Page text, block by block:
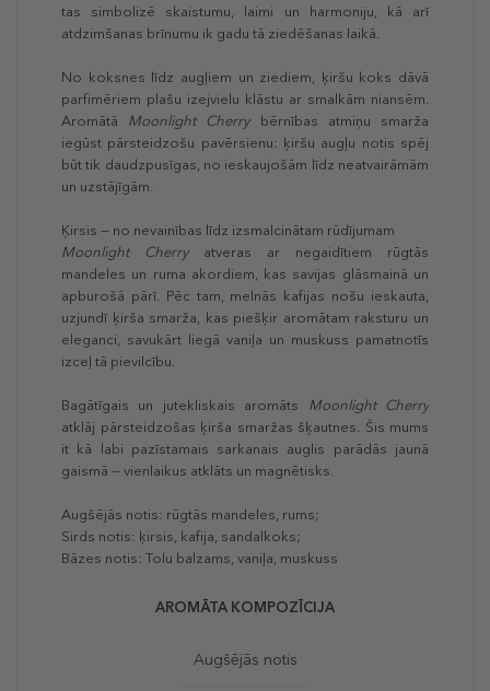
tas simbolizē skaistumu, laimi un harmoniju, kā arī
atdzimšanas brīnumu ik gadu tā ziedēšanas laikā.
No koksnes līdz augļiem un ziediem, ķiršu koks dāvā
parfimēriem plašu izejvielu klāstu ar smalkām niansēm.
Aromātā Moonlight Cherrybērnības atmiņu smarža
iegūst pārsteidzošu pavērsienu: ķiršu augļu notis spēj
būt tik daudzpusīgas, no ieskaujošām līdz neatvairāmām
un uzstājīgām.
Ķirsis — no nevainības līdz izsmalcinātam rūdījumam
Moonlight Cherryatveras ar negaidītiem rūgtās
mandeles un ruma akordiem, kas savijas glāsmainā un
apburošā pārī. Pēc tam, melnās kafijas nošu ieskauta,
uzjundī ķirša smarža, kas piešķir aromātam raksturu un
eleganci, savukārt liegā vaniļa un muskuss pamatnotīs
izceļ tā pievilcību.
Bagātīgais un jutekliskais aromāts Moonlight Cherry
atklāj pārsteidzošas ķirša smaržas šķautnes. Šis mums
it kā labi pazīstamais sarkanais auglis parādās jaunā
gaismā — vienlaikus atklāts un magnētisks.
Augšējās notis: rūgtās mandeles, rums;
Sirds notis: ķirsis, kafija, sandalkoks;
Bāzes notis: Tolu balzams, vaniļa, muskuss
AROMĀTA KOMPOZĪCIJA
Augšējās notis